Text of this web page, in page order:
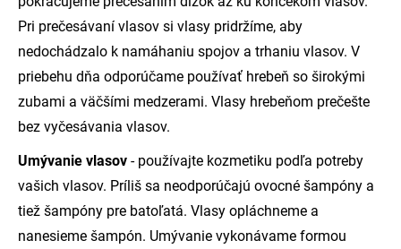
Pri prečesávaní vlasov si vlasy pridržíme, aby
nedochádzalo k namáhaniu spojov a trhaniu vlasov. V
priebehu dňa odporúčame používať hrebeň so širokými
zubami a väčšími medzerami. Vlasy hrebeňom prečešte
bez vyčesávania vlasov.
Umývanie vlasov - používajte kozmetiku podľa potreby
vašich vlasov. Príliš sa neodporúčajú ovocné šampóny a
tiež šampóny pre batoľatá. Vlasy opláchneme a
nanesieme šampón. Umývanie vykonávame formou